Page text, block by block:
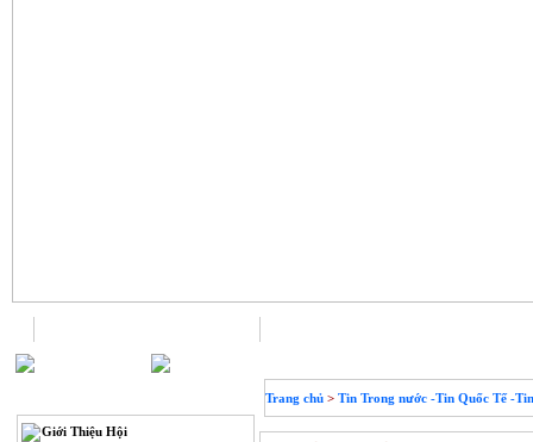
Giới Thiệu Hội
Trang chủ > Tin Trong nước -Tin Quốc Tế -